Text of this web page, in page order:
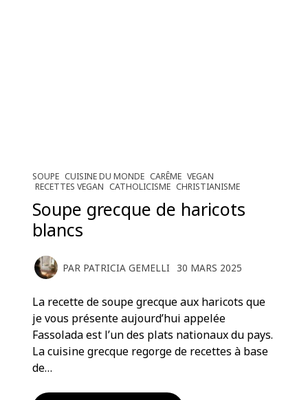
SOUPE CUISINE DU MONDE CARÊME VEGAN
RECETTES VEGAN CATHOLICISME CHRISTIANISME
Soupe grecque de haricots
blancs
PAR PATRICIA GEMELLI 30 MARS 2025
La recette de soupe grecque aux haricots que
je vous présente aujourd’hui appelée
Fassolada est l’un des plats nationaux du pays.
La cuisine grecque regorge de recettes à base
de…